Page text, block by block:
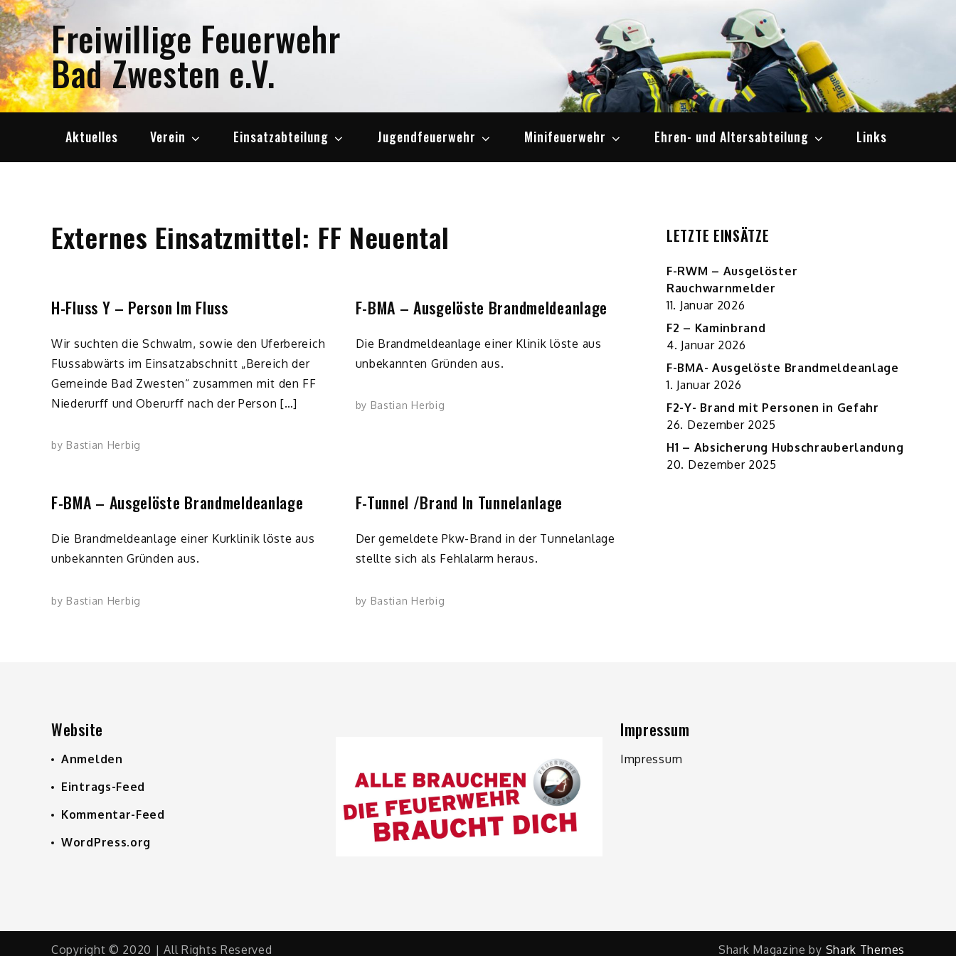
Skip
to
content Freiwillige Feuerwehr
Bad Zwesten e.V.
Aktuelles Verein Einsatzabteilung Jugendfeuerwehr Minifeuerwehr Ehren- und Altersabteilung Links
Externes Einsatzmittel: FF Neuental
H-Fluss Y – Person Im Fluss
Wir suchten die Schwalm, sowie den Uferbereich
Flussabwärts im Einsatzabschnitt „Bereich der
Gemeinde Bad Zwesten“ zusammen mit den FF
Niederurff und Oberurff nach der Person […]
by Bastian Herbig
F-BMA – Ausgelöste Brandmeldeanlage
Die Brandmeldeanlage einer Klinik löste aus
unbekannten Gründen aus.
by Bastian Herbig
F-BMA – Ausgelöste Brandmeldeanlage
Die Brandmeldeanlage einer Kurklinik löste aus
unbekannten Gründen aus.
by Bastian Herbig
F-Tunnel /Brand In Tunnelanlage
Der gemeldete Pkw-Brand in der Tunnelanlage
stellte sich als Fehlalarm heraus.
by Bastian Herbig
LETZTE EINSÄTZE
F-RWM – Ausgelöster
Rauchwarnmelder
11. Januar 2026
F2 – Kaminbrand
4. Januar 2026
F-BMA- Ausgelöste Brandmeldeanlage
1. Januar 2026
F2-Y- Brand mit Personen in Gefahr
26. Dezember 2025
H1 – Absicherung Hubschrauberlandung
20. Dezember 2025
Website
Anmelden
Eintrags-Feed
Kommentar-Feed
WordPress.org
Impressum
Impressum
Copyright © 2020 | All Rights Reserved Shark Magazine by Shark Themes